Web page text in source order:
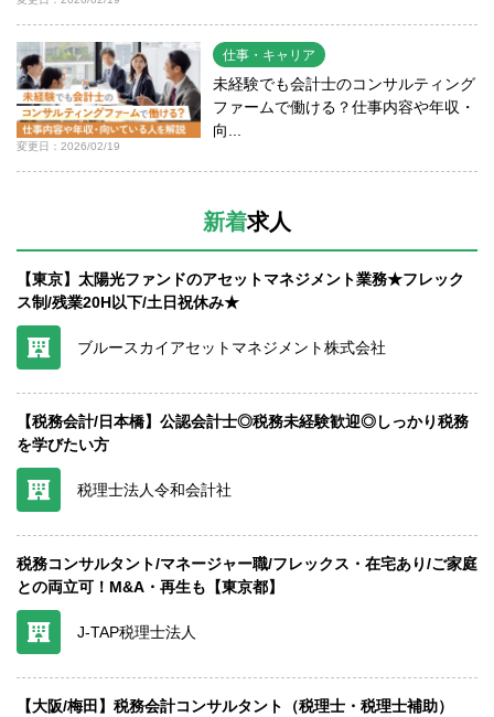
変更日：2026/02/19
仕事・キャリア
未経験でも会計士のコンサルティング
ファームで働ける？仕事内容や年収・
向...
新着求人
【東京】太陽光ファンドのアセットマネジメント業務★フレック
ス制/残業20H以下/土日祝休み★
ブルースカイアセットマネジメント株式会社
【税務会計/日本橋】公認会計士◎税務未経験歓迎◎しっかり税務
を学びたい方
税理士法人令和会計社
税務コンサルタント/マネージャー職/フレックス・在宅あり/ご家庭
との両立可！M&A・再生も【東京都】
J-TAP税理士法人
【大阪/梅田】税務会計コンサルタント（税理士・税理士補助）